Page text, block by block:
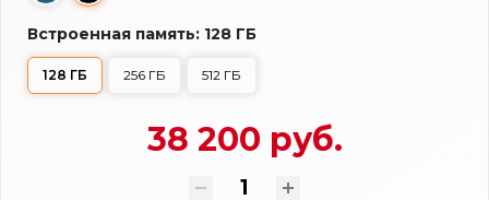
Встроенная память: 128 ГБ
128 ГБ 256 ГБ 512 ГБ
38 200 руб.